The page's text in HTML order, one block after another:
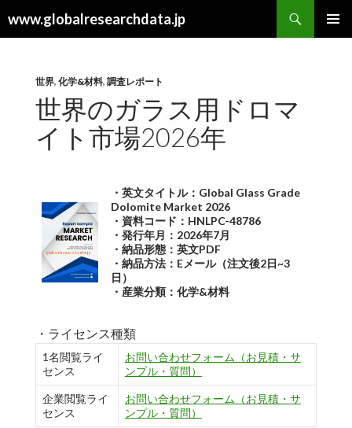
www.globalresearchdata.jp
索
世界, 化学&材料, 調査レポート
世界のガラス用ドロマ
イト市場2026年
・英文タイトル：Global Glass Grade
Dolomite Market 2026
・資料コード：HNLPC-48786
・発行年月：2026年7月
・納品形態：英文PDF
・納品方法：Eメール（注文後2日~3
日）
・産業分類：化学&材料
・ライセンス種類
1名閲覧ライ
センス
お問い合わせフォーム（お見積・サ
ンプル・質問）
企業閲覧ライ
センス
お問い合わせフォーム（お見積・サ
ンプル・質問）